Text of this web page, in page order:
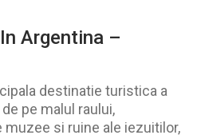
Argentina –
destinatie turistica a
pe malul raului,
si ruine ale iezuitilor,